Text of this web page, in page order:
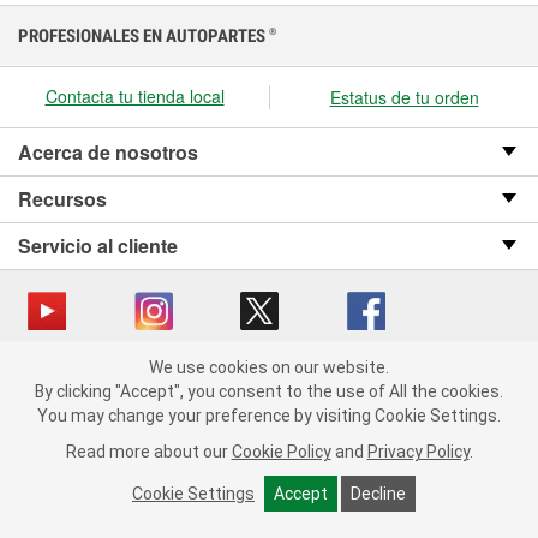
We use cookies on our website. By clicking "Accept", you consent
to the use of All the cookies.
You may change your preference by visiting Cookie Settings.
Read more about our Cookie Policy and Privacy Policy.
Cookie Settings Accept Decline
PROFESIONALES EN AUTOPARTES ®
Contacta tu tienda local Estatus de tu orden
Acerca de nosotros
Recursos
Servicio al cliente
Copyright © 2008-2026 O’Reilly Auto Parts v OST_3.2.0.0.729 (3) cv1361
catalog_main
Política de privacidad
Ley de transparencia en las cadenas de suministro
de California
We use cookies on our website.
By clicking "Accept", you consent to the use of All the cookies.
You may change your preference by visiting Cookie Settings.
Read more about our Cookie Policy and Privacy Policy.
Cookie Settings Accept Decline